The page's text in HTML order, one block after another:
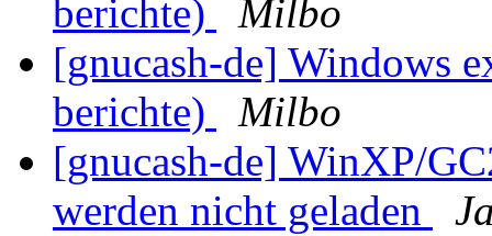
berichte)
Milbo
[gnucash-de] Windows
berichte)
Milbo
[gnucash-de] WinXP/
werden nicht geladen